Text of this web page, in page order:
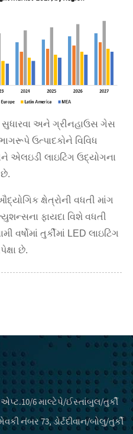
સુધારવા અને ગ્રીનહાઉસ ગેસ
ઉત્પાદકોને વિવિધ
એલઇડી લાઇટિંગ ઉદ્યોગના
ક્ષેત્રોની વધતી માંગ
ફાયદા વિશે વધતી
વર્ષોમાં તુર્કીમાં LED લાઇટિંગ
છે.
6 માલ્ટેપે/ઈસ્તાંબુલ/તુર્કી
નંબર 73, ડોર્ટદીવાન/બોલુ/તુર્કી